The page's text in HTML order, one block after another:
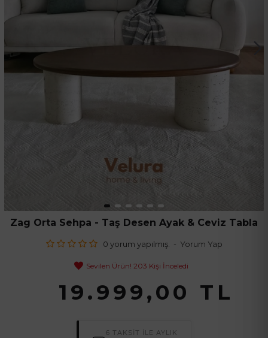
Zag Orta Sehpa - Taş Desen Ayak & Ceviz Tabla
0 yorum yapılmış. - Yorum Yap
19.999,00 TL
6 TAKSİT İLE AYLIK
Sevilen Ürün! 203 Kişi İnceledi